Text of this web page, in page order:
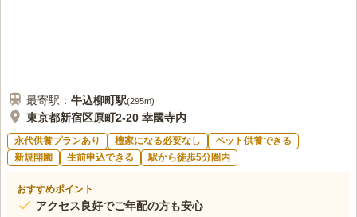
最寄駅： 牛込柳町駅(295m)
東京都新宿区原町2-20 幸國寺内
永代供養プランあり 檀家になる必要なし
ペット供養できる
新規開園
生前申込できる 駅から徒歩5分圏内
おすすめポイント
アクセス良好でご年配の方も安心